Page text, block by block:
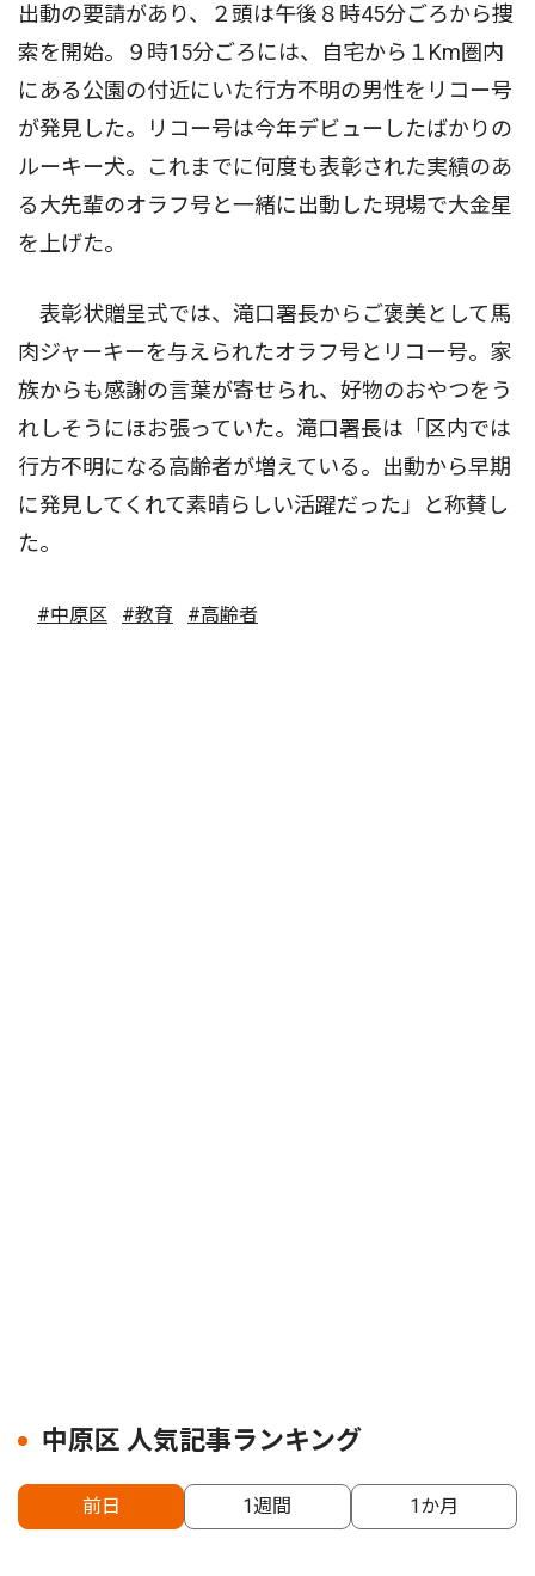
出動の要請があり、２頭は午後８時45分ごろから捜
索を開始。９時15分ごろには、自宅から１Km圏内
にある公園の付近にいた行方不明の男性をリコー号
が発見した。リコー号は今年デビューしたばかりの
ルーキー犬。これまでに何度も表彰された実績のあ
る大先輩のオラフ号と一緒に出動した現場で大金星
を上げた。
表彰状贈呈式では、滝口署長からご褒美として馬
肉ジャーキーを与えられたオラフ号とリコー号。家
族からも感謝の言葉が寄せられ、好物のおやつをう
れしそうにほお張っていた。滝口署長は「区内では
行方不明になる高齢者が増えている。出動から早期
に発見してくれて素晴らしい活躍だった」と称賛し
た。
#中原区 #教育 #高齢者
中原区 人気記事ランキング
前日 1週間 1か月